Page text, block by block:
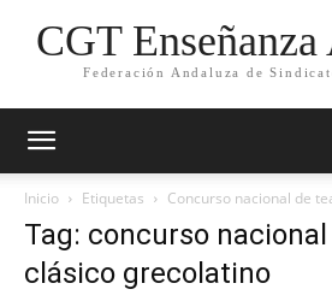
CGT
Federación Andaluza de
Inicio Etiquetas Concurso nacional de
Tag: concurso
clásico grecolatino